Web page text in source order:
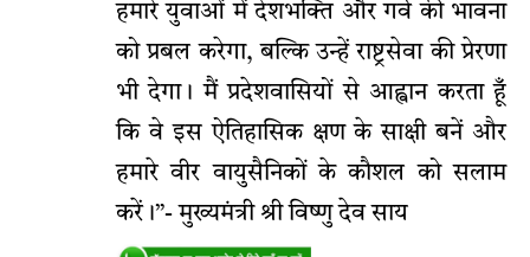
हमारे युवाओं में देशभक्ति और गर्व की भावना
को प्रबल करेगा, बल्कि उन्हें राष्ट्रसेवा की प्रेरणा
भी देगा। मैं प्रदेशवासियों से आह्वान करता हूँ
कि वे इस ऐतिहासिक क्षण के साक्षी बनें और
हमारे वीर वायुसैनिकों के कौशल को सलाम
करें।”- मुख्यमंत्री श्री विष्णु देव साय